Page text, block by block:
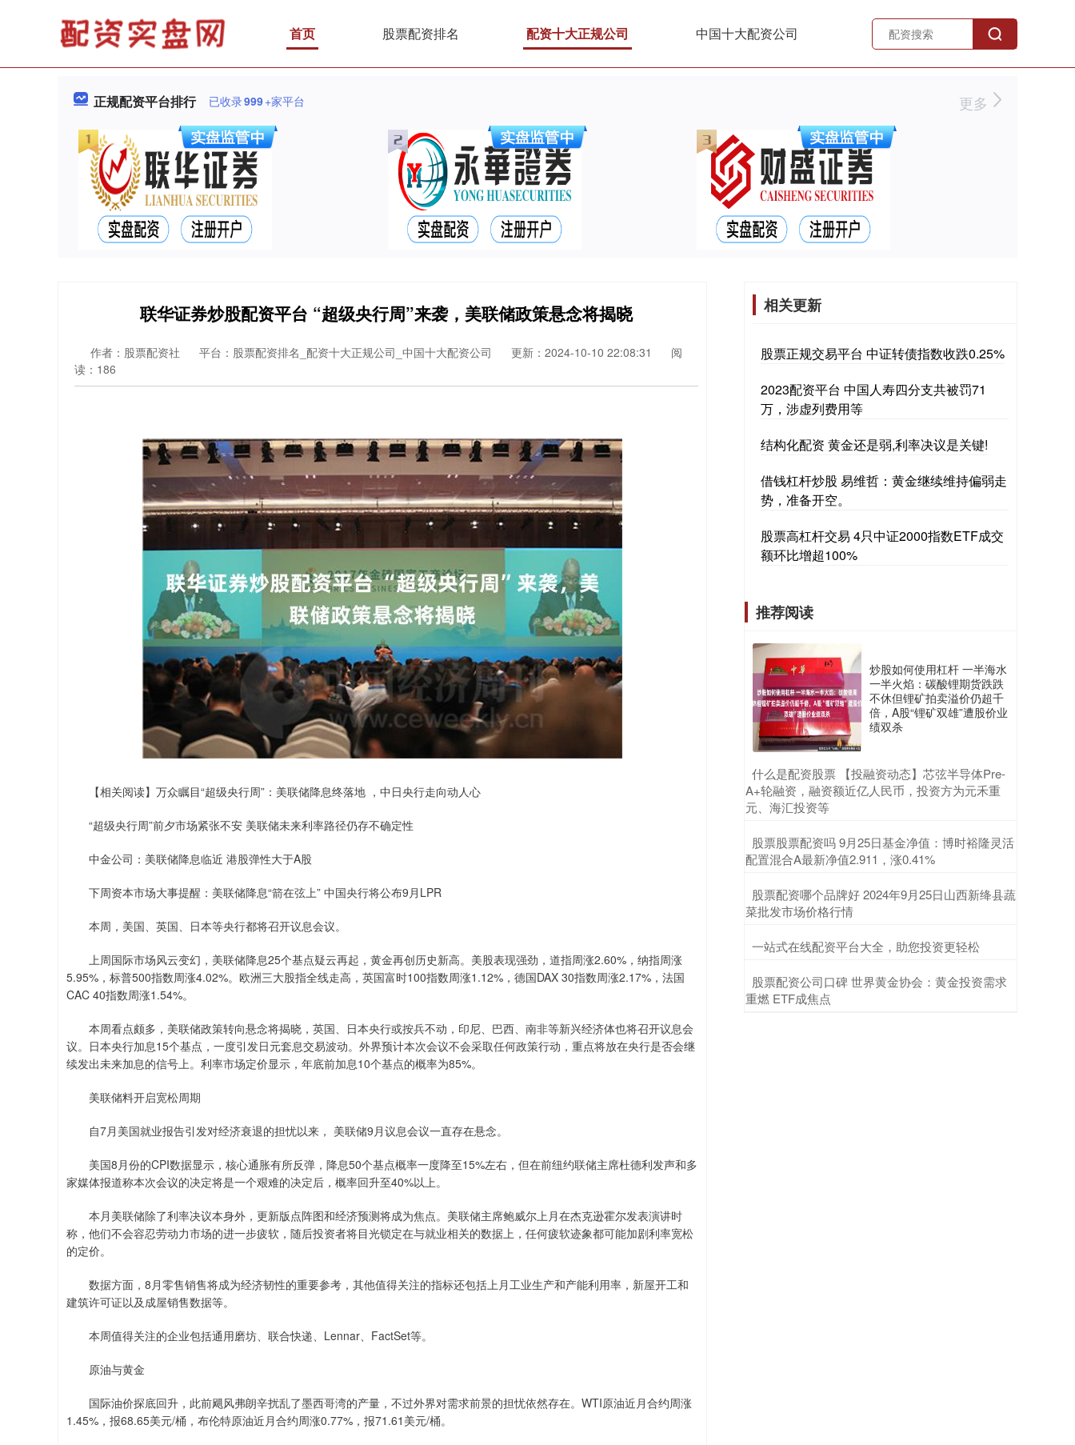
首页 股票配资排名 配资十大正规公司 中国十大配资公司
正规配资平台排行 已收录999+家平台 更多
联华证券炒股配资平台 “超级央行周”来袭，美联储政策悬念将揭晓
作者：股票配资社 平台：股票配资排名_配资十大正规公司_中国十大配资公司 更新：2024-10-10 22:08:31
阅
读：186
【相关阅读】万众瞩目“超级央行周”：美联储降息终落地 ，中日央行走向动人心
“超级央行周”前夕市场紧张不安 美联储未来利率路径仍存不确定性
中金公司：美联储降息临近 港股弹性大于A股
下周资本市场大事提醒：美联储降息“箭在弦上” 中国央行将公布9月LPR
本周，美国、英国、日本等央行都将召开议息会议。
上周国际市场风云变幻，美联储降息25个基点疑云再起，黄金再创历史新高。美股表现强劲，道指周涨2.60%，纳指周涨
5.95%，标普500指数周涨4.02%。欧洲三大股指全线走高，英国富时100指数周涨1.12%，德国DAX 30指数周涨2.17%，法国
CAC 40指数周涨1.54%。
本周看点颇多，美联储政策转向悬念将揭晓，英国、日本央行或按兵不动，印尼、巴西、南非等新兴经济体也将召开议息会
议。日本央行加息15个基点，一度引发日元套息交易波动。外界预计本次会议不会采取任何政策行动，重点将放在央行是否会继
续发出未来加息的信号上。利率市场定价显示，年底前加息10个基点的概率为85%。
美联储料开启宽松周期
自7月美国就业报告引发对经济衰退的担忧以来， 美联储9月议息会议一直存在悬念。
美国8月份的CPI数据显示，核心通胀有所反弹，降息50个基点概率一度降至15%左右，但在前纽约联储主席杜德利发声和多
家媒体报道称本次会议的决定将是一个艰难的决定后，概率回升至40%以上。
本月美联储除了利率决议本身外，更新版点阵图和经济预测将成为焦点。美联储主席鲍威尔上月在杰克逊霍尔发表演讲时
称，他们不会容忍劳动力市场的进一步疲软，随后投资者将目光锁定在与就业相关的数据上，任何疲软迹象都可能加剧利率宽松
的定价。
数据方面，8月零售销售将成为经济韧性的重要参考，其他值得关注的指标还包括上月工业生产和产能利用率，新屋开工和
建筑许可证以及成屋销售数据等。
本周值得关注的企业包括通用磨坊、联合快递、Lennar、FactSet等。
原油与黄金
国际油价探底回升，此前飓风弗朗辛扰乱了墨西哥湾的产量，不过外界对需求前景的担忧依然存在。WTI原油近月合约周涨
1.45%，报68.65美元/桶，布伦特原油近月合约周涨0.77%，报71.61美元/桶。
相关更新
股票正规交易平台 中证转债指数收跌0.25%
2023配资平台 中国人寿四分支共被罚71
万，涉虚列费用等
结构化配资 黄金还是弱,利率决议是关键!
借钱杠杆炒股 易维哲：黄金继续维持偏弱走
势，准备开空。
股票高杠杆交易 4只中证2000指数ETF成交
额环比增超100%
推荐阅读
炒股如何使用杠杆 一半海水
一半火焰：碳酸锂期货跌跌
不休但锂矿拍卖溢价仍超千
倍，A股“锂矿双雄”遭股价业
绩双杀
​什么是配资股票 【投融资动态】芯弦半导体Pre-
A+轮融资，融资额近亿人民币，投资方为元禾重
元、海汇投资等
​股票股票配资吗 9月25日基金净值：博时裕隆灵活
配置混合A最新净值2.911，涨0.41%
​股票配资哪个品牌好 2024年9月25日山西新绛县蔬
菜批发市场价格行情
​一站式在线配资平台大全，助您投资更轻松
​股票配资公司口碑 世界黄金协会：黄金投资需求
重燃 ETF成焦点